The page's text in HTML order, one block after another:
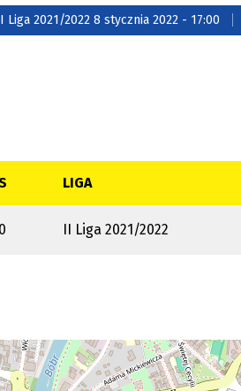
Liga 2021/2022 8 stycznia 2022 - 17:00
LIGA
II Liga 2021/2022